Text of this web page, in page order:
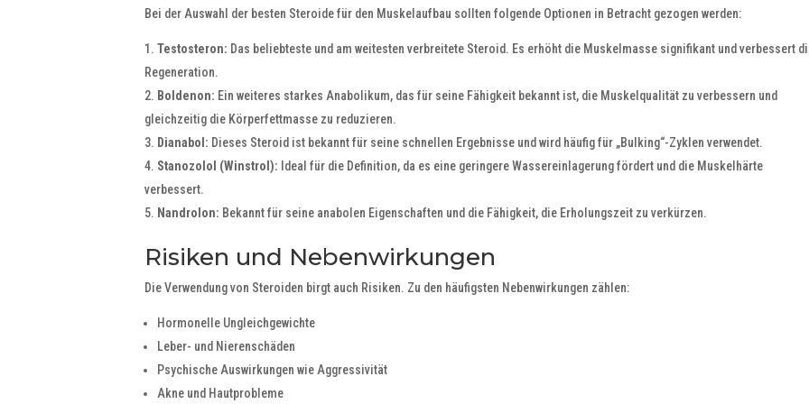
Bei der Auswahl der besten Steroide für den Muskelaufbau sollten folgende Optionen in Betracht gezogen werden:
Testosteron: Das beliebteste und am weitesten verbreitete Steroid. Es erhöht die Muskelmasse signifikant und verbessert
Regeneration.
Boldenon: Ein weiteres starkes Anabolikum, das für seine Fähigkeit bekannt ist, die Muskelqualität zu verbessern und
gleichzeitig die Körperfettmasse zu reduzieren.
Dianabol: Dieses Steroid ist bekannt für seine schnellen Ergebnisse und wird häufig für „Bulking“-Zyklen verwendet.
Stanozolol (Winstrol): Ideal für die Definition, da es eine geringere Wassereinlagerung fördert und die Muskelhärte
verbessert.
Nandrolon: Bekannt für seine anabolen Eigenschaften und die Fähigkeit, die Erholungszeit zu verkürzen.
Risiken und Nebenwirkungen
Die Verwendung von Steroiden birgt auch Risiken. Zu den häufigsten Nebenwirkungen zählen:
Hormonelle Ungleichgewichte
Leber- und Nierenschäden
Psychische Auswirkungen wie Aggressivität
Akne und Hautprobleme